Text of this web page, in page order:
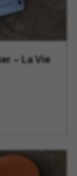
– La Vie